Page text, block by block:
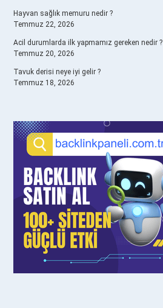
Hayvan sağlık memuru nedir ?
Temmuz 22, 2026
Acil durumlarda ilk yapmamız gereken nedir ?
Temmuz 20, 2026
Tavuk derisi neye iyi gelir ?
Temmuz 18, 2026